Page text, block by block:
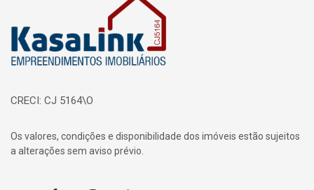
CRECI: CJ 5164\O
Os valores, condições e disponibilidade dos imóveis estão sujeitos
a alterações sem aviso prévio.